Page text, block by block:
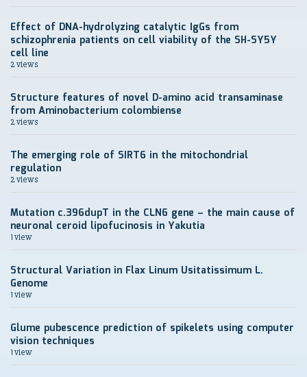
Effect of DNA-hydrolyzing catalytic IgGs from
schizophrenia patients on cell viability of the SH-SY5Y
cell line
2 views
Structure features of novel D-amino acid transaminase
from Aminobacterium colombiense
2 views
The emerging role of SIRT6 in the mitochondrial
regulation
2 views
Mutation c.396dupT in the CLN6 gene – the main cause of
neuronal ceroid lipofucinosis in Yakutia
1 view
Structural Variation in Flax Linum Usitatissimum L.
Genome
1 view
Glume pubescence prediction of spikelets using computer
vision techniques
1 view